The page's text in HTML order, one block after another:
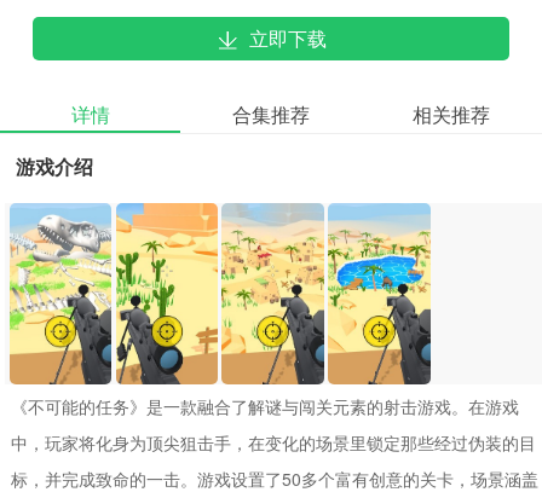
音器则能防止惊动处于警戒区域内的
立即下载
详情 合集推荐
相关推荐
游戏介绍
《不可能的任务》是一款融合了解谜与闯关元素的射击游戏。在游戏
中，玩家将化身为顶尖狙击手，在变化的场景里锁定那些经过伪装的目
标，并完成致命的一击。游戏设置了50多个富有创意的关卡，场景涵盖